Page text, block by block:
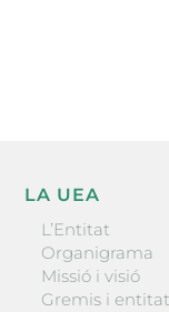
LA UEA
L’Entitat
Organigrama
Missió i visió
Gremis i